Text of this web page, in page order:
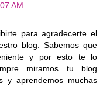
AM
para agradecerte el
blog. Sabemos que
y por esto te lo
miramos tu blog
y aprendemos muchas